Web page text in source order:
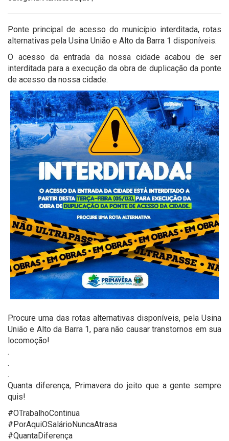
Ponte principal de acesso do município interditada, rotas
alternativas pela Usina União e Alto da Barra 1 disponíveis.
O acesso da entrada da nossa cidade acabou de ser
interditada para a execução da obra de duplicação da ponte
de acesso da nossa cidade.
Procure uma das rotas alternativas disponíveis, pela Usina
União e Alto da Barra 1, para não causar transtornos em sua
locomoção!
.
.
.
Quanta diferença, Primavera do jeito que a gente sempre
quis!
#OTrabalhoContinua
#PorAquiOSalárioNuncaAtrasa
#QuantaDiferença